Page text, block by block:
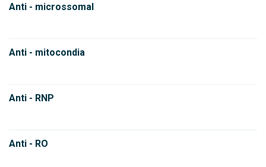
Anti - microssomal
Anti - mitocondia
Anti - RNP
Anti - RO